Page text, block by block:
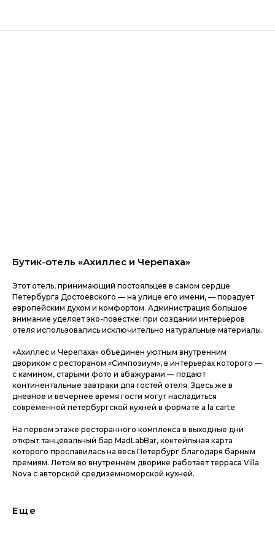
Бутик-отель «Ахиллес и Черепаха»
Этот отель, принимающий постояльцев в самом сердце
Петербурга Достоевского — на улице его имени, — порадует
европейским духом и комфортом. Администрация большое
внимание уделяет эко-повестке: при создании интерьеров
отеля использовались исключительно натуральные материалы.
«Ахиллес и Черепаха» объединен уютным внутренним
двориком с рестораном «Симпозиум», в интерьерах которого —
с камином, старыми фото и абажурами — подают
континентальные завтраки для гостей отеля. Здесь же в
дневное и вечернее время гости могут насладиться
современной петербургской кухней в формате a la carte.
На первом этаже ресторанного комплекса в выходные дни
открыт танцевальный бар MadLabBar, коктейльная карта
которого прославилась на весь Петербург благодаря барным
премиям. Летом во внутреннем дворике работает терраса Villa
Nova с авторской средиземноморской кухней.
Еще